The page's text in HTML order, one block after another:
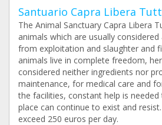
Santuario Capra Libera
The Animal Sanctuary Capra Libera
animals which are usually
from exploitation and slaughter and
animals live in complete freedom,
considered neither ingredients nor
maintenance, for medical care and
the facilities, constant help is
place can continue to exist and
exceed 250 euros per day.